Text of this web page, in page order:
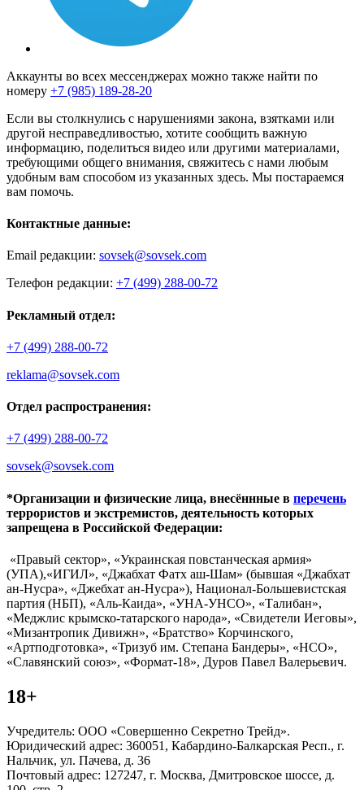
Аккаунты во всех мессенджерах можно также найти по
номеру +7 (985) 189-28-20
Если вы столкнулись с нарушениями закона, взятками или
другой несправедливостью, хотите сообщить важную
информацию, поделиться видео или другими материалами,
требующими общего внимания, свяжитесь с нами любым
удобным вам способом из указанных здесь. Мы постараемся
вам помочь.
Контактные данные:
Email редакции: sovsek@sovsek.com
Телефон редакции: +7 (499) 288-00-72
Рекламный отдел:
+7 (499) 288-00-72
reklama@sovsek.com
Отдел распространения:
+7 (499) 288-00-72
sovsek@sovsek.com
*Организации и физические лица, внесённные в перечень
террористов и экстремистов, деятельность которых
запрещена в Российской Федерации:
«Правый сектор», «Украинская повстанческая армия»
(УПА),«ИГИЛ», «Джабхат Фатх аш-Шам» (бывшая «Джабхат
ан-Нусра», «Джебхат ан-Нусра»), Национал-Большевистская
партия (НБП), «Аль-Каида», «УНА-УНСО», «Талибан»,
«Меджлис крымско-татарского народа», «Свидетели Иеговы»,
«Мизантропик Дивижн», «Братство» Корчинского,
«Артподготовка», «Тризуб им. Степана Бандеры», «НСО»,
«Славянский союз», «Формат-18», Дуров Павел Валерьевич.
18+
Учредитель: ООО «Совершенно Секретно Трейд».
Юридический адрес: 360051, Кабардино-Балкарская Респ., г.
Нальчик, ул. Пачева, д. 36
Почтовый адрес: 127247, г. Москва, Дмитровское шоссе, д.